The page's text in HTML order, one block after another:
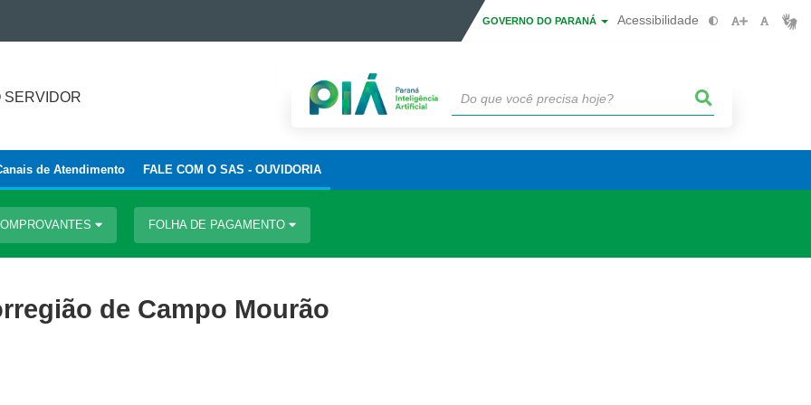
GOVERNO DO PARANÁ Acessibilidade
SERVIDOR
de Atendimento FALE COM O SAS - OUVIDORIA
FOLHA DE PAGAMENTO
de Campo Mourão